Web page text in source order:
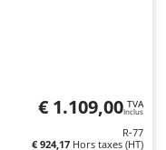
€ 1.109,00 TVA
Inclus
R-77
€ 924,17 Hors taxes (HT)